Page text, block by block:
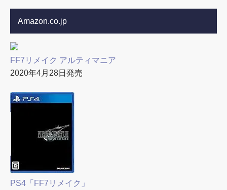
Amazon.co.jp
FF7リメイク アルティマニア
2020年4月28日発売
PS4「FF7リメイク」